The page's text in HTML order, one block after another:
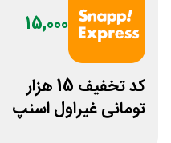
15,000
کد تخفیف 15 هزار
تومانی غیراول اسنپ